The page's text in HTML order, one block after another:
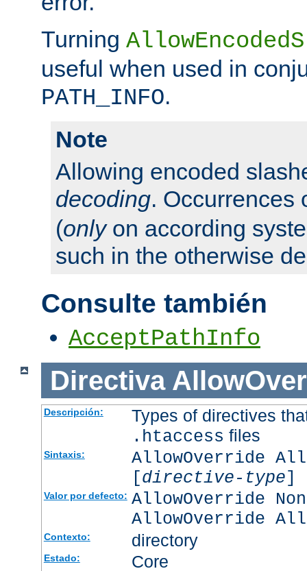
Turning
useful when used in
PATH_INFO.
Note
Allowing encoded
decoding. Occurrences
(onlyon according
such in the otherwise
Consulte también
AcceptPathInfo
Directiva
Descripción: Types of directives
.htaccess files
Sintaxis:
AllowOverride
[directive-type]
Valor por defecto: AllowOverride
AllowOverride
Contexto: directory
Estado: Core